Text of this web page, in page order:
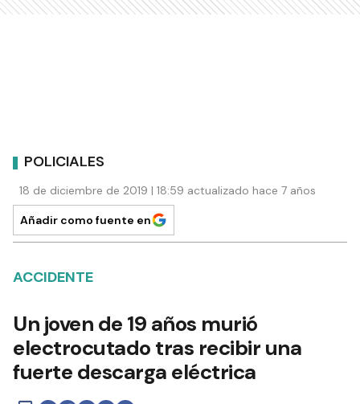
POLICIALES
18 de diciembre de 2019 | 18:59 actualizado hace 7 años
Añadir como fuente en
ACCIDENTE
Un joven de 19 años murió
electrocutado tras recibir una
fuerte descarga eléctrica